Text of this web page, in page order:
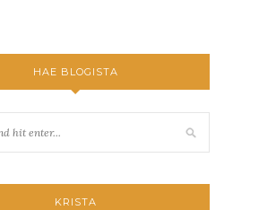
HAE BLOGISTA
KRISTA